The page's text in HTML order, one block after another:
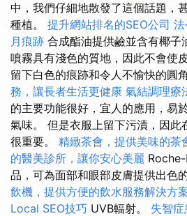
中，我們仔細地散發了這個話題，
種植。 提升網站排名的SEO公司
月痕跡 合成酯油提供鹼並含有椰子
噴霧具有淺色的質地，因此不會使
留下白色的痕跡和令人不愉快的圓
務，讓長者生活更健康 氣結調理療
的主要功能很好，宜人的應用，易
氣味。 但是衣服上留下污漬，因此
很重要。 精緻茶會，提供美味的茶
的醫美診所，讓你安心美麗
品，可為面部和眼部皮膚提供出色
飲機，提供方便的飲水服務解決方
Local SEO技巧 UVB輻射。 失智